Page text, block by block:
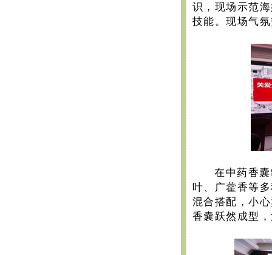
识，现场示范
技能。现场气
在中药香
叶、广藿香等
混合搭配，小
香囊跃然成型